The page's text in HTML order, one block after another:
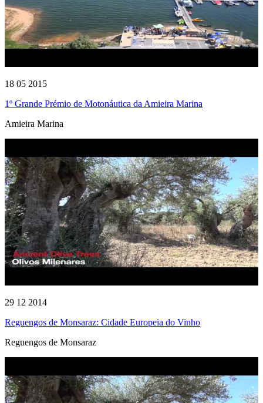
18 05 2015
1º Grande Prémio de Motonáutica da Amieira Marina
Amieira Marina
29 12 2014
Reguengos de Monsaraz: Cidade Europeia do Vinho
Reguengos de Monsaraz